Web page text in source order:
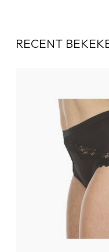
RECENT